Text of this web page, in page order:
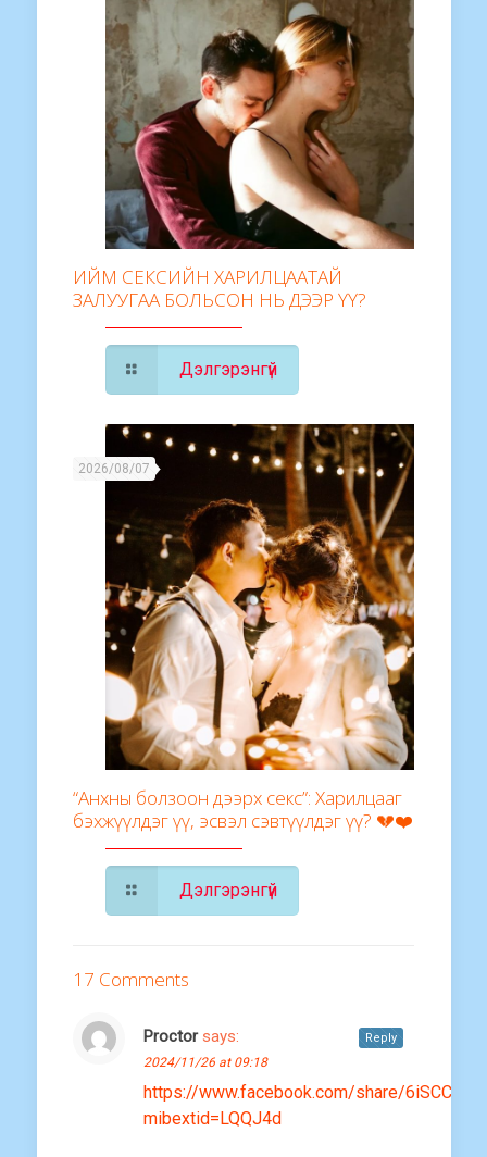
ИЙМ СЕКСИЙН ХАРИЛЦААТАЙ
ЗАЛУУГАА БОЛЬСОН НЬ ДЭЭР ҮҮ?
Дэлгэрэнгүй
2026/08/07
“Анхны болзоон дээрх секс”: Харилцааг
бэхжүүлдэг үү, эсвэл сэвтүүлдэг үү? 💔❤️
Дэлгэрэнгүй
17 Comments
Proctor says:
2024/11/26 at 09:18
https://www.facebook.com/share/
mibextid=LQQJ4d
Reply